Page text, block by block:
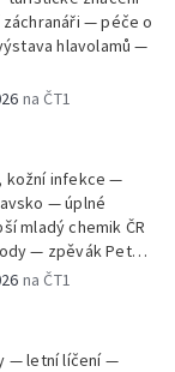
— péče o
hlavolamů —
na ČT1
kožní infekce —
— úplné
mladý chemik ČR
— zpěvák Peter
na ČT1
— letní líčení —